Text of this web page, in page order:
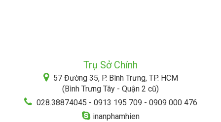
Trụ Sở Chính
57 Đường 35, P. Bình Trưng, TP. HCM
(Bình Trưng Tây - Quận 2 cũ)
028.38874045 - 0913 195 709 - 0909 000 476
inanphamhien